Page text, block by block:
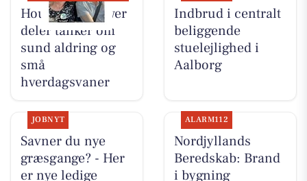
Houen Life Power
deler tanker om
sund aldring og
små
hverdagsvaner
Indbrud i centralt
beliggende
stuelejlighed i
Aalborg
JOBNYT
Savner du nye
græsgange? - Her
er nye ledige
ALARM112
Nordjyllands
Beredskab: Brand
i bygning